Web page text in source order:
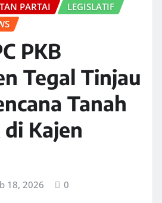
PARTAI
LEGISLATIF
PKB
Tegal Tinjau
Tanah
Kajen
18, 2026 0